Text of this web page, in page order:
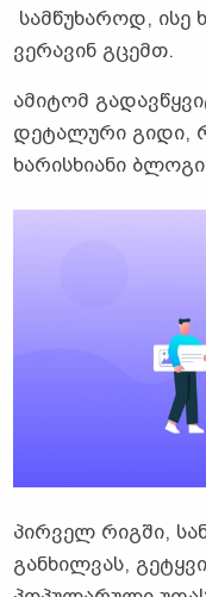
სამწუხაროდ, ისე
ვერავინ გცემთ.
ამიტომ
დეტალური გიდი,
ხარისხიანი
პირველ რიგში,
განხილვას,